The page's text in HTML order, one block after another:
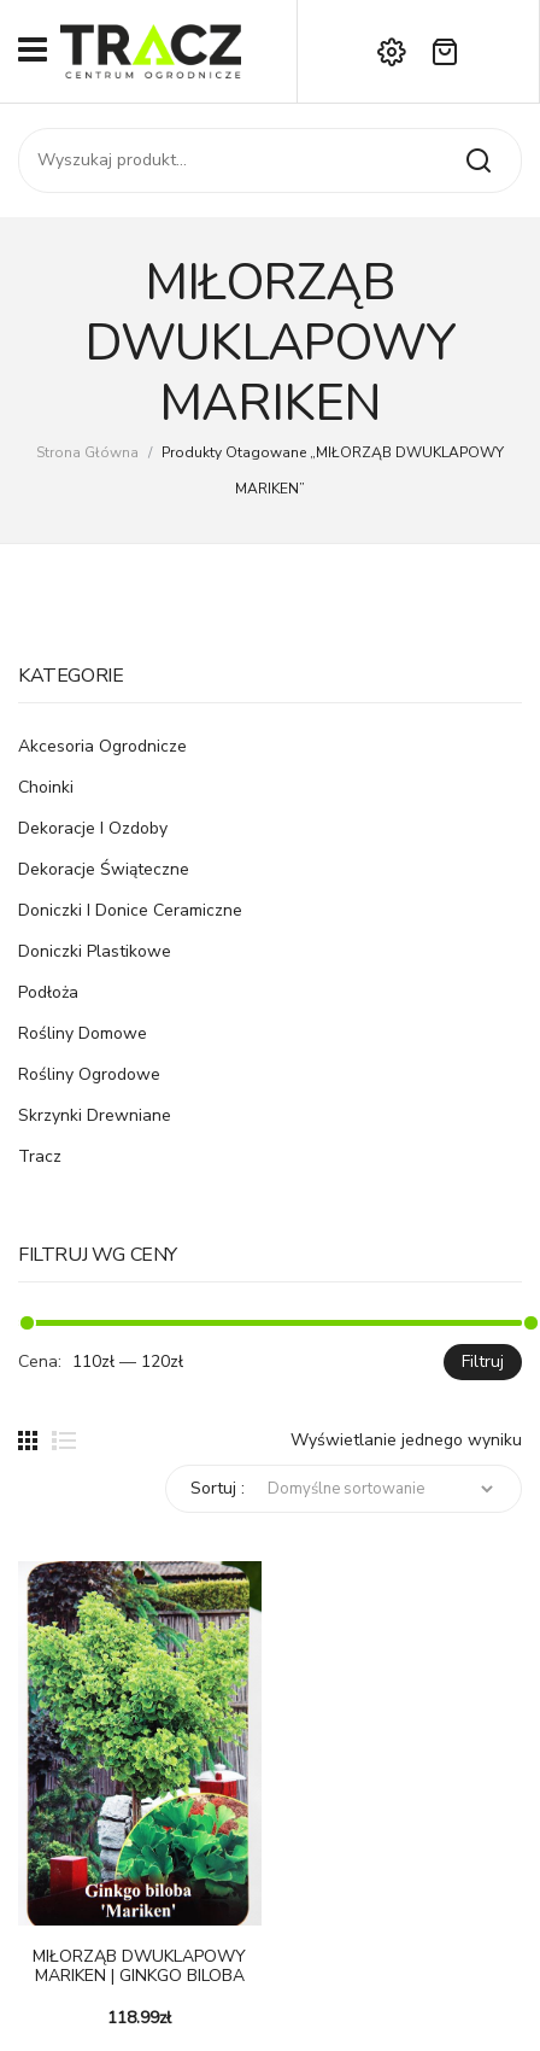
START
SKLEP
KONTAKT
Kontakt
Brak produktów w koszyku.
MIŁORZĄB
DWUKLAPOWY
MARIKEN
Strona Główna / Produkty Otagowane „MIŁORZĄB DWUKLAPOWY
MARIKEN”
KATEGORIE
Akcesoria Ogrodnicze
Choinki
Dekoracje I Ozdoby
Dekoracje Świąteczne
Doniczki I Donice Ceramiczne
Doniczki Plastikowe
Podłoża
Rośliny Domowe
Rośliny Ogrodowe
Skrzynki Drewniane
Tracz
FILTRUJ WG CENY
Filtruj
Cena: 110zł — 120zł
Wyświetlanie jednego wyniku
Sortuj :
MIŁORZĄB DWUKLAPOWY
MARIKEN | GINKGO BILOBA
118.99zł